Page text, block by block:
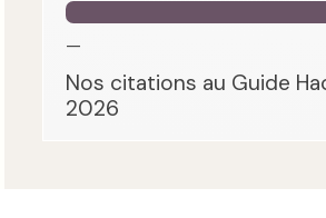
—
Nos citations au Guide
2026